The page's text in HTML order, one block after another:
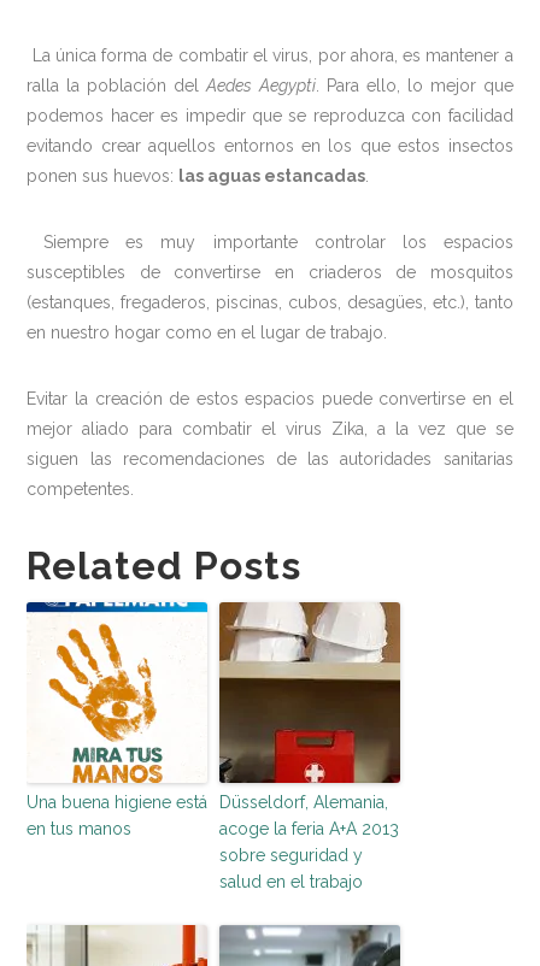
La única forma de combatir el virus, por ahora, es mantener a
ralla la población delAedes Aegypti. Para ello, lo mejor que
podemos hacer es impedir que se reproduzca con facilidad
evitando crear aquellos entornos en los que estos insectos
ponen sus huevos: las aguas estancadas
Siempre es muy importante controlar los espacios
susceptibles de convertirse en criaderos de mosquitos
(estanques, fregaderos, piscinas, cubos, desagües, etc.), tanto
en nuestro hogar como en el lugar de trabajo.
Evitar la creación de estos espacios puede convertirse en el
mejor aliado para combatir el virus Zika, a la vez que se
siguen las recomendaciones de las autoridades sanitarias
competentes.
Related Posts
Una buena higiene está
en tus manos
Düsseldorf, Alemania,
acoge la feria A+A 2013
sobre seguridad y
salud en el trabajo